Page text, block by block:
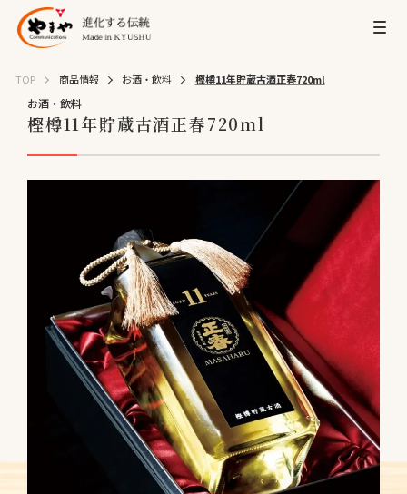
TOP 商品情報 お酒・飲料 樫樽11年貯蔵古酒正春720ml
お酒・飲料
樫樽11年貯蔵古酒正春720ml